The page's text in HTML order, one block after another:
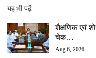
यह भी पढ़ें
शैक्षणिक एवं
चेक…
Aug 6, 2026